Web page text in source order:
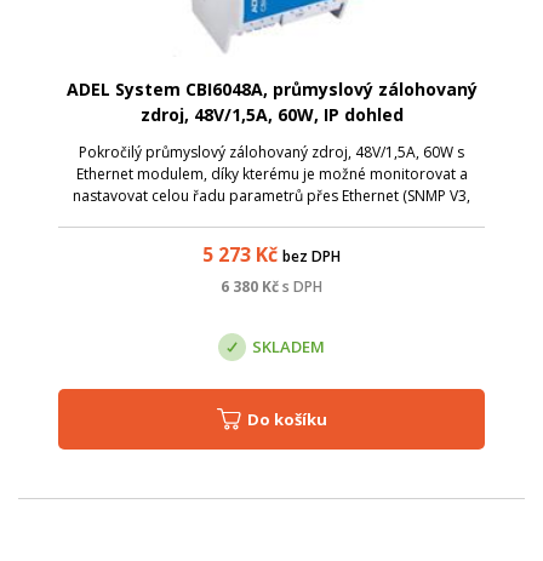
ADEL System CBI6048A, průmyslový zálohovaný
zdroj, 48V/1,5A, 60W, IP dohled
Pokročilý průmyslový zálohovaný zdroj, 48V/1,5A, 60W s
Ethernet modulem, díky kterému je možné monitorovat a
nastavovat celou řadu parametrů přes Ethernet (SNMP V3,
5 273 Kč bez DPH
6 380 Kčs DPH
SKLADEM
Do košíku